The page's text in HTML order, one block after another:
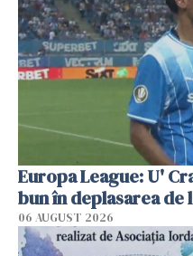
Europa League: U'
bun în deplasarea de
06 AUGUST 2026